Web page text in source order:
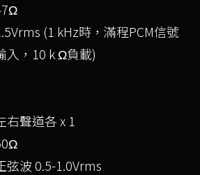
(1 kHz時，滿程PCM信號
入，10 k Ω負載)
右聲道各 x 1
弦波 0.5-1.0Vrms